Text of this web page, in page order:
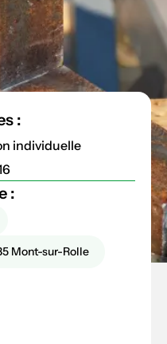
:
individuelle
:
Mont-sur-Rolle